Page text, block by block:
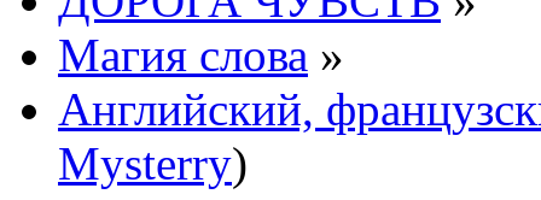
Магия слова »
Английский,
Mysterry)